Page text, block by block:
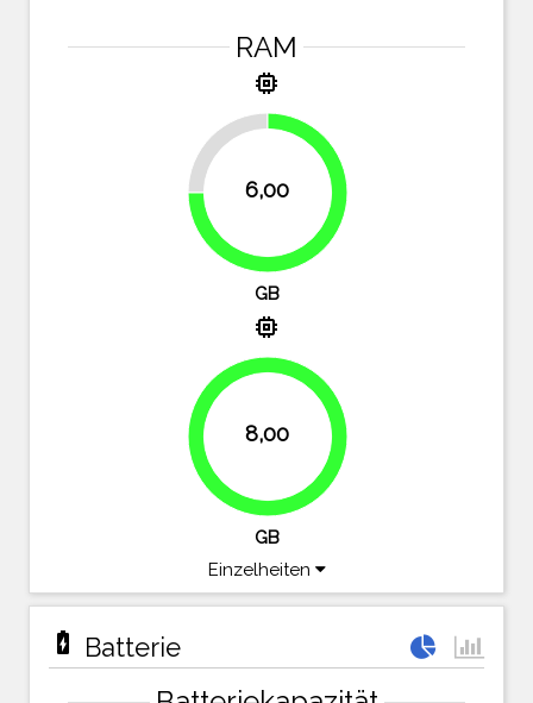
RAM
memory
6,00
25%
75%
GB
memory
8,00
100%
GB
Einzelheiten
battery_charging_full Batterie